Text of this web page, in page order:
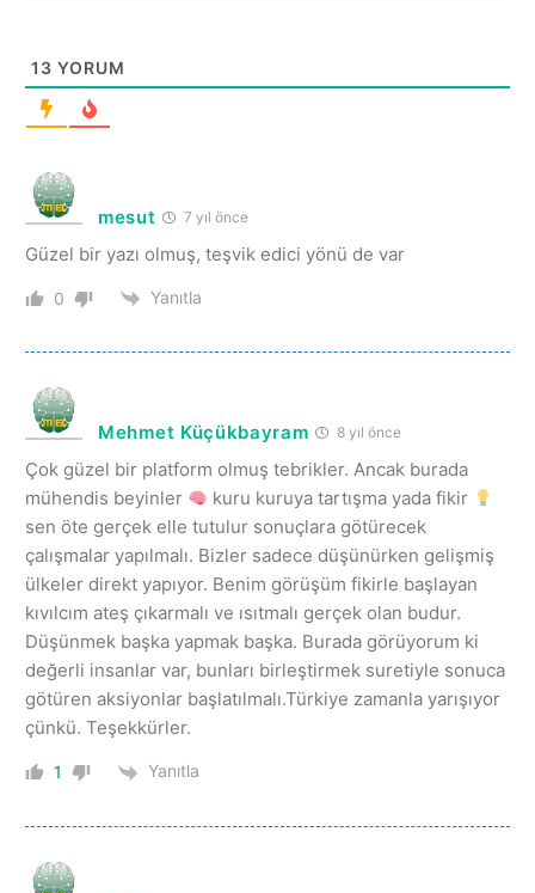
13 YORUM
mesut 7 yıl önce
Güzel bir yazı olmuş, teşvik edici yönü de var
0 Yanıtla
Mehmet Küçükbayram 8 yıl önce
Çok güzel bir platform olmuş tebrikler. Ancak burada
mühendis beyinler
kuru kuruya tartışma yada fikir
sen öte gerçek elle tutulur sonuçlara götürecek
çalışmalar yapılmalı. Bizler sadece düşünürken gelişmiş
ülkeler direkt yapıyor. Benim görüşüm fikirle başlayan
kıvılcım ateş çıkarmalı ve ısıtmalı gerçek olan budur.
Düşünmek başka yapmak başka. Burada görüyorum ki
değerli insanlar var, bunları birleştirmek suretiyle sonuca
götüren aksiyonlar başlatılmalı.Türkiye zamanla yarışıyor
çünkü. Teşekkürler.
1 Yanıtla